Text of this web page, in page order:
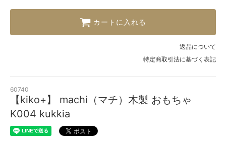
カートに入れる
返品について
特定商取引法に基づく表記
60740
【kiko+】 machi（マチ）木製 おもちゃ
K004 kukkia